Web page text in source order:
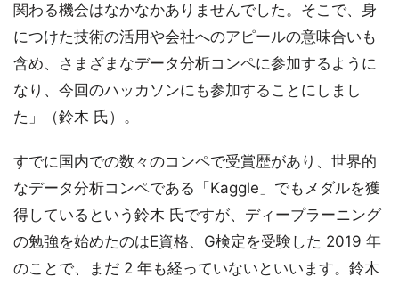
関わる機会はなかなかありませんでした。そこで、身
につけた技術の活用や会社へのアピールの意味合いも
含め、さまざまなデータ分析コンペに参加するように
なり、今回のハッカソンにも参加することにしまし
た」（鈴木 氏）。
すでに国内での数々のコンペで受賞歴があり、世界的
なデータ分析コンペである「Kaggle」でもメダルを獲
得しているという鈴木 氏ですが、ディープラーニング
の勉強を始めたのはE資格、G検定を受験した 2019 年
のことで、まだ 2 年も経っていないといいます。鈴木